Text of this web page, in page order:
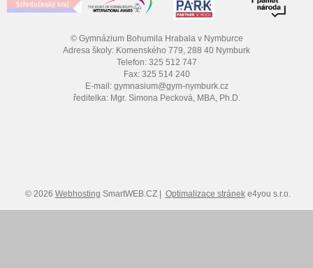
© Gymnázium Bohumila Hrabala v Nymburce
Adresa školy: Komenského 779, 288 40 Nymburk
Telefon: 325 512 747
Fax: 325 514 240
E-mail: gymnasium@gym-nymburk.cz
ředitelka: Mgr. Simona Pecková, MBA, Ph.D.
© 2026 Webhosting SmartWEB.CZ | Optimalizace stráneke4you s.r.o.